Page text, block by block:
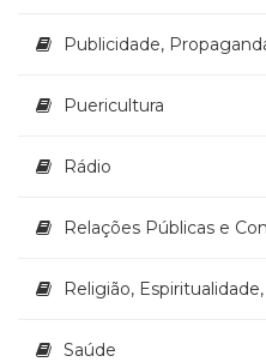
e
Turismo
Vida
(32)
Publicidade,
Puericultura
Rádio
Relações Públicas e
Religião,
Saúde